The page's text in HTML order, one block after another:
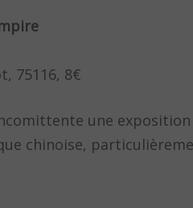
75116, 8€
une
chinoise,